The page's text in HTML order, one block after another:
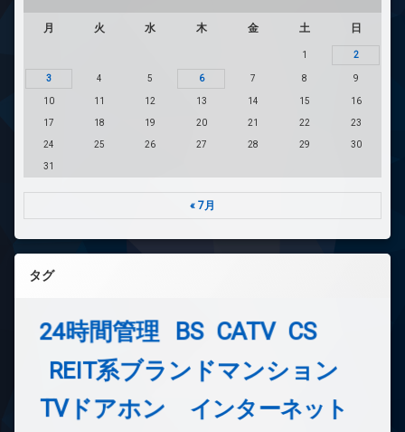
月 火 水 木 金 土 日
1 2
3 4 5 6 7 8 9
10 11 12 13 14 15 16
17 18 19 20 21 22 23
24 25 26 27 28 29 30
31
« 7月
タグ
24時間管理 BS CATV CS
REIT系ブランドマンション
TVドアホン インターネット